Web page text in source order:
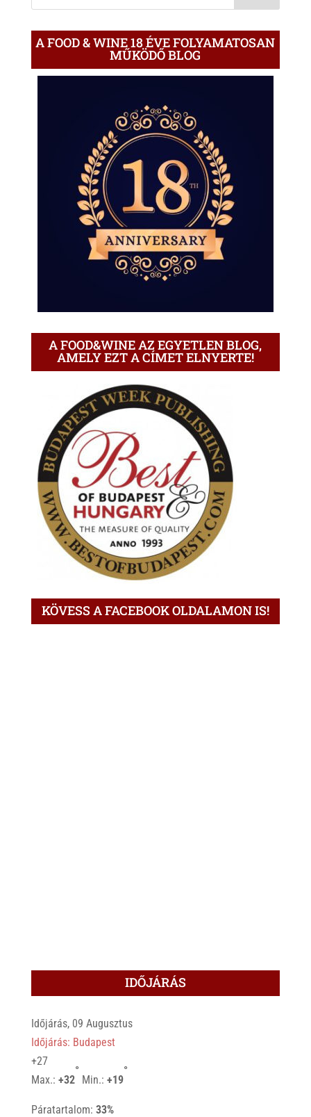
A FOOD & WINE 18 ÉVE FOLYAMATOSAN
MŰKÖDŐ BLOG
A FOOD&WINE AZ EGYETLEN BLOG,
AMELY EZT A CÍMET ELNYERTE!
KÖVESS A FACEBOOK OLDALAMON IS!
IDŐJÁRÁS
Időjárás, 09 Augusztus
Időjárás: Budapest
+27
Max.: +32
°
Min.: +19
°
Páratartalom: 33%